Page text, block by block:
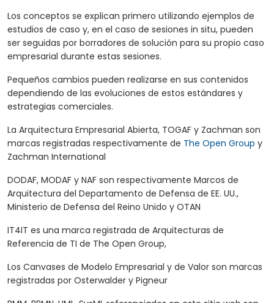
Los conceptos se explican primero utilizando ejemplos de
estudios de caso y, en el caso de sesiones in situ, pueden
ser seguidas por borradores de solución para su propio caso
empresarial durante estas sesiones.
Pequeños cambios pueden realizarse en sus contenidos
dependiendo de las evoluciones de estos estándares y
estrategias comerciales.
La Arquitectura Empresarial Abierta, TOGAF y Zachman son
marcas registradas respectivamente de The Open Group y
Zachman International
DODAF, MODAF y NAF son respectivamente Marcos de
Arquitectura del Departamento de Defensa de EE. UU.,
Ministerio de Defensa del Reino Unido y OTAN
IT4IT es una marca registrada de Arquitecturas de
Referencia de TI de The Open Group,
Los Canvases de Modelo Empresarial y de Valor son marcas
registradas por Osterwalder y Pigneur